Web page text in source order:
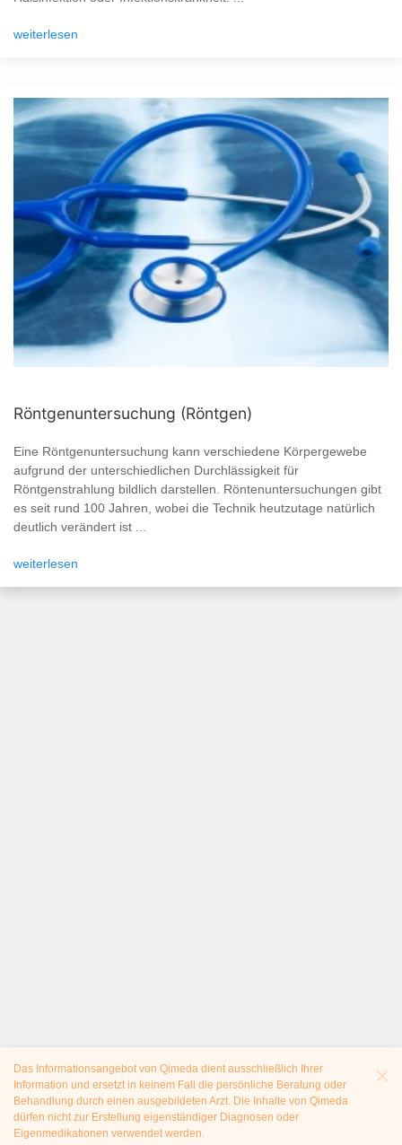
weiterlesen
Röntgenuntersuchung (Röntgen)
Eine Röntgenuntersuchung kann verschiedene Körpergewebe
aufgrund der unterschiedlichen Durchlässigkeit für
Röntgenstrahlung bildlich darstellen. Röntenuntersuchungen gibt
es seit rund 100 Jahren, wobei die Technik heutzutage natürlich
deutlich verändert ist ...
weiterlesen
Das Informationsangebot von Qimeda dient ausschließlich Ihrer
Information und ersetzt in keinem Fall die persönliche Beratung oder
Behandlung durch einen ausgebildeten Arzt. Die Inhalte von Qimeda
dürfen nicht zur Erstellung eigenständiger Diagnosen oder
Eigenmedikationen verwendet werden.